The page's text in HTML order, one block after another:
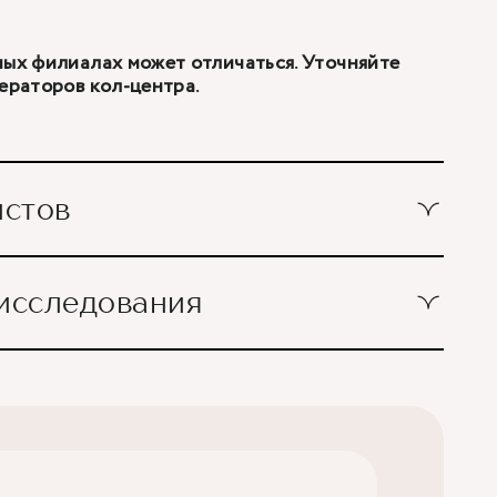
филиалах может отличаться. Уточняйте
кол-центра.
1 шт.